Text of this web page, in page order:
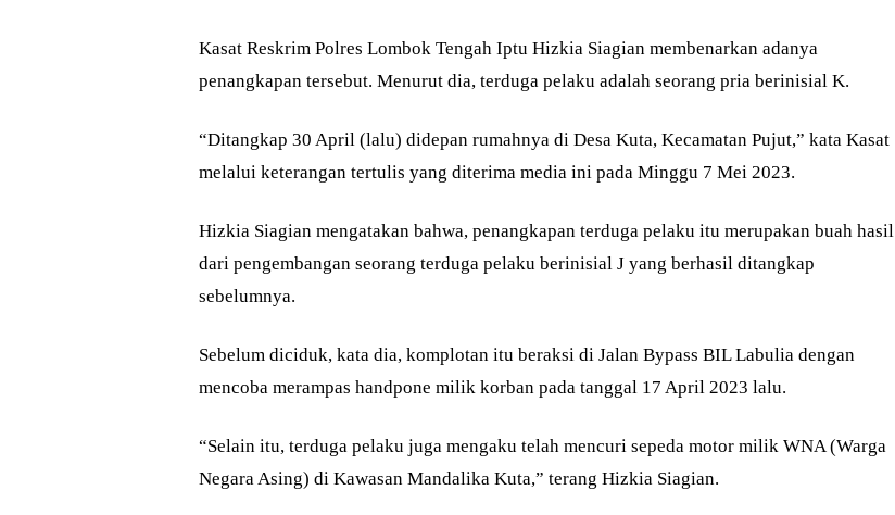
Kasat Reskrim Polres Lombok Tengah Iptu Hizkia Siagian membenarkan adanya
penangkapan tersebut. Menurut dia, terduga pelaku adalah seorang pria berinisial K.
“Ditangkap 30 April (lalu) didepan rumahnya di Desa Kuta, Kecamatan Pujut,” kata Kasat
melalui keterangan tertulis yang diterima media ini pada Minggu 7 Mei 2023.
Hizkia Siagian mengatakan bahwa, penangkapan terduga pelaku itu merupakan buah hasil
dari pengembangan seorang terduga pelaku berinisial J yang berhasil ditangkap
sebelumnya.
Sebelum diciduk, kata dia, komplotan itu beraksi di Jalan Bypass BIL Labulia dengan
mencoba merampas handpone milik korban pada tanggal 17 April 2023 lalu.
“Selain itu, terduga pelaku juga mengaku telah mencuri sepeda motor milik WNA (Warga
Negara Asing) di Kawasan Mandalika Kuta,” terang Hizkia Siagian.